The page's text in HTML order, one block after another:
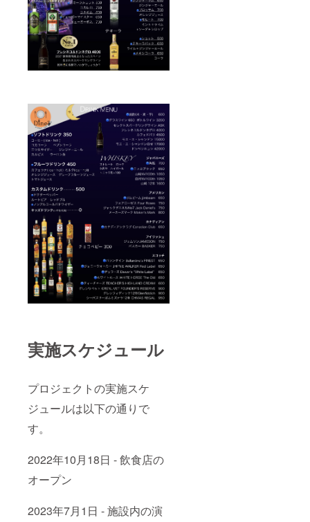
実施スケジュール
プロジェクトの実施スケ
ジュールは以下の通りで
す。
2022年10月18日 - 飲食店の
オープン
2023年7月1日 - 施設内の演